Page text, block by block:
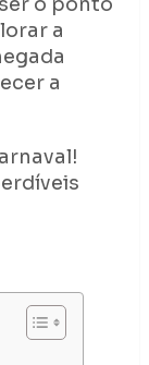
a
a